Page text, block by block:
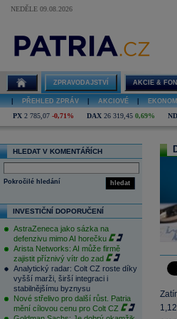
NEDĚLE 09.08.2026
ZPRAVODAJSTVÍ AKCIE &
PŘEHLED ZPRÁV AKCIOVÉ
PX 2 785,07 -0,71% DAX 26 319,45 0,69%
HLEDAT V KOMENTÁŘÍCH
hledat
Pokročilé hledání
INVESTIČNÍ DOPORUČENÍ
AstraZeneca jako sázka na
defenzivu mimo AI horečku
Arista Networks: AI může firmě
zajistit příznivý vítr do zad
Analytický radar: Colt CZ roste díky
vyšší marži, širší integraci i
stabilnějšímu byznysu
Nové střelivo pro další růst. Patria
mění cílovou cenu pro Colt CZ